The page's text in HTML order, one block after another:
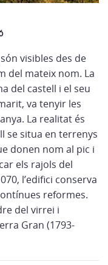
visibles des de
del mateix nom. La
del castell i el seu
va tenyir les
La realitat és
se situa en terrenys
donen nom al pic i
els rajols del
l’edifici conserva
reformes.
del virrei i
Gran (1793-